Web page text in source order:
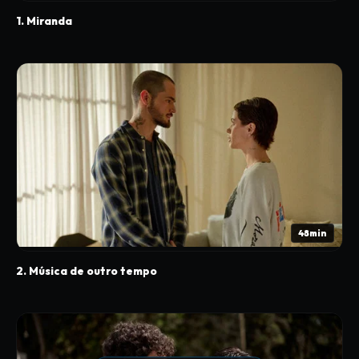
1. Miranda
48min
2. Música de outro tempo